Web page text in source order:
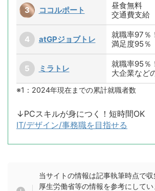
ココルポート
昼食無料
交通費支給
atGPジョブトレ
就職率97％
満足度95％
ミラトレ
就職率95％
大企業など
※1：2024年現在までの累計就職者数
↓PCスキルが身につく！短時間OK
IT/デザイン/事務職を目指せる
当サイトの情報は記事執筆時点で収
厚生労働省等の情報を参考にして